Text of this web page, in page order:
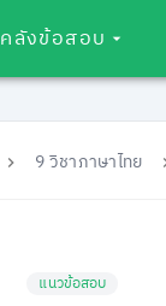
คลังข้อสอบ
9 วิชาภาษาไทย
แนวข้อสอบ